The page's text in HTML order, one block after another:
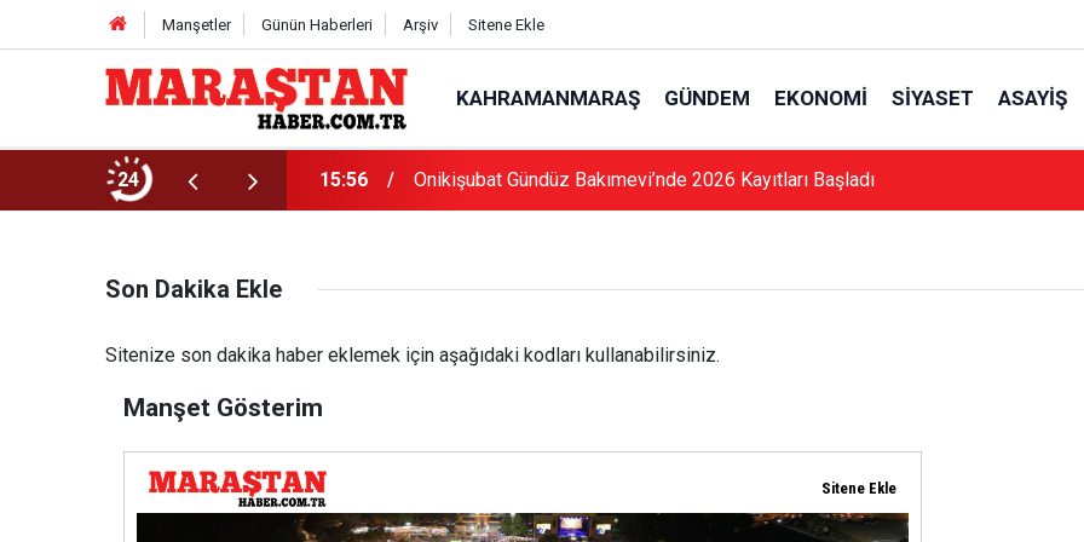
Manşetler Günün Haberleri Arşiv Sitene Ekle
KAHRAMANMARAŞ GÜNDEM EKONOMI SIYASET ASAYIŞ
24
Son Gün 7 Ağustos 15:56 Onikişubat Gündüz Bakımevi’nde 2026 Kayıtları Başladı
Son Dakika Ekle
Sitenize son dakika haber eklemek için aşağıdaki kodları kullanabilirsiniz.
Manşet Gösterim